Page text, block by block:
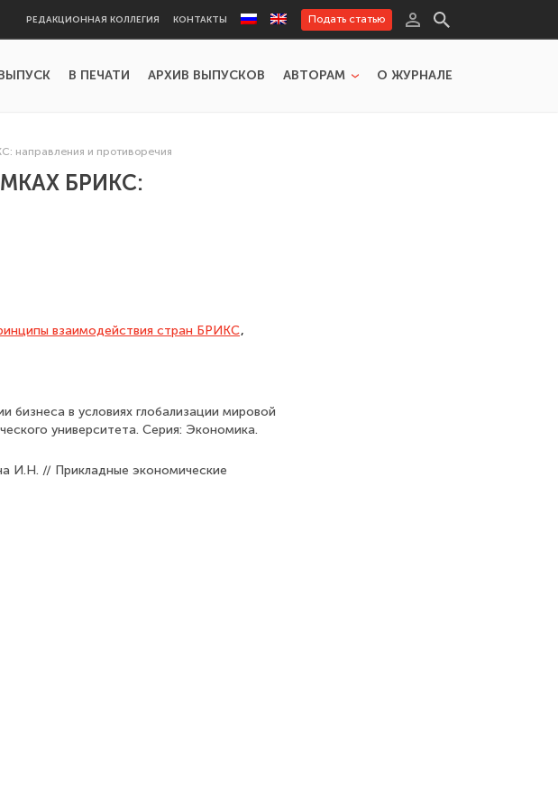
РЕДАКЦИОННАЯ КОЛЛЕГИЯ КОНТАКТЫ Подать статью
В ПЕЧАТИ АРХИВ ВЫПУСКОВ АВТОРАМ О ЖУРНАЛЕ
направления и противоречия
БРИКС:
взаимодействия стран БРИКС,
в условиях глобализации мировой
университета. Серия: Экономика.
И.Н. // Прикладные экономические